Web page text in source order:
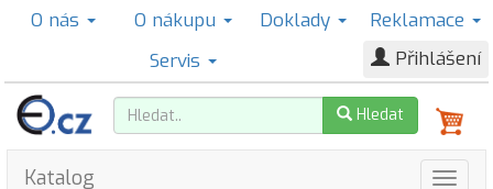
O nás O nákupu Doklady
Reklamace
Servis
Přihlášení
Hledat
Katalog